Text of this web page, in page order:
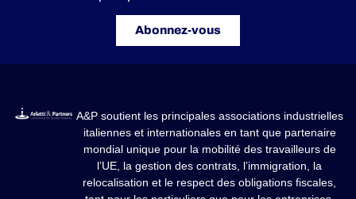
Abonnez-vous
A&P soutient les principales associations industrielles
italiennes et internationales en tant que partenaire
mondial unique pour la mobilité des travailleurs de
l’UE, la gestion des contrats, l’immigration, la
relocalisation et le respect des obligations fiscales,